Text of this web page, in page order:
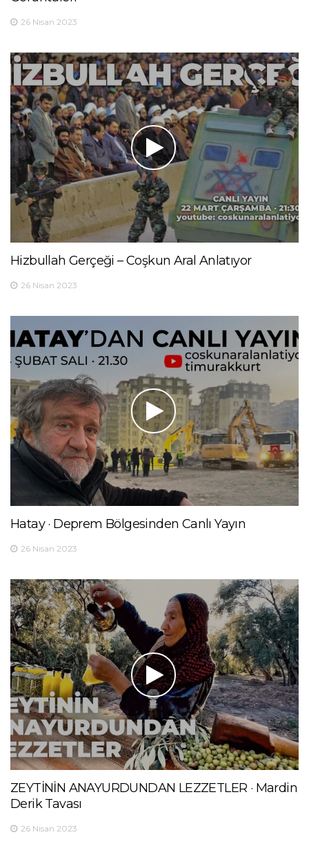
26 Nisan 2023
Hizbullah Gerçeği – Coşkun Aral Anlatıyor
26 Nisan 2023
Hatay · Deprem Bölgesinden Canlı Yayın
26 Nisan 2023
ZEYTİNİN ANAYURDUNDAN LEZZETLER · Mardin
Derik Tavası
26 Nisan 2023